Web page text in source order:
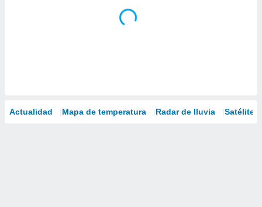
Actualidad Mapa de temperatura Radar de lluvia Satélites